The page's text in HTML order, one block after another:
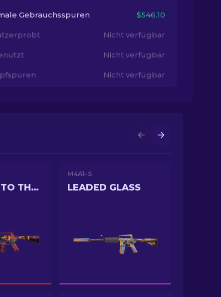
Gebrauchsspuren $546.10
Nicht verfügbar
Nicht verfügbar
Nicht verfügbar
WELCOME TO THE JUNGLE
M4A1-S
LEADED GLASS